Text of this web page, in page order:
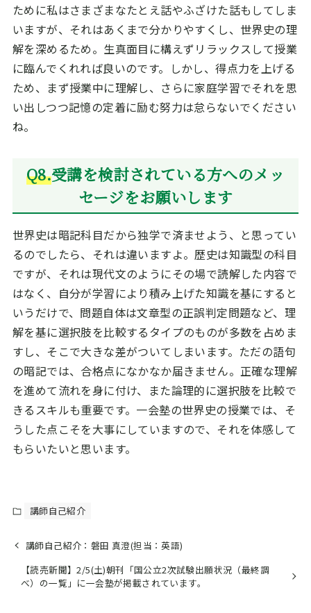
ために私はさまざまなたとえ話やふざけた話もしてしま
いますが、それはあくまで分かりやすくし、世界史の理
解を深めるため。生真面目に構えずリラックスして授業
に臨んでくれれば良いのです。しかし、得点力を上げる
ため、まず授業中に理解し、さらに家庭学習でそれを思
い出しつつ記憶の定着に励む努力は怠らないでください
ね。
Q8.受講を検討されている方へのメッ
セージをお願いします
世界史は暗記科目だから独学で済ませよう、と思ってい
るのでしたら、それは違いますよ。歴史は知識型の科目
ですが、それは現代文のようにその場で読解した内容で
はなく、自分が学習により積み上げた知識を基にすると
いうだけで、問題自体は文章型の正誤判定問題など、理
解を基に選択肢を比較するタイプのものが多数を占めま
すし、そこで大きな差がついてしまいます。ただの語句
の暗記では、合格点になかなか届きません。正確な理解
を進めて流れを身に付け、また論理的に選択肢を比較で
きるスキルも重要です。一会塾の世界史の授業では、そ
うした点こそを大事にしていますので、それを体感して
もらいたいと思います。
講師自己紹介
講師自己紹介：磐田 真澄(担当：英語)
【読売新聞】2/5(土)朝刊「国公立2次試験出願状況（最終調
べ）の一覧」に一会塾が掲載されています。